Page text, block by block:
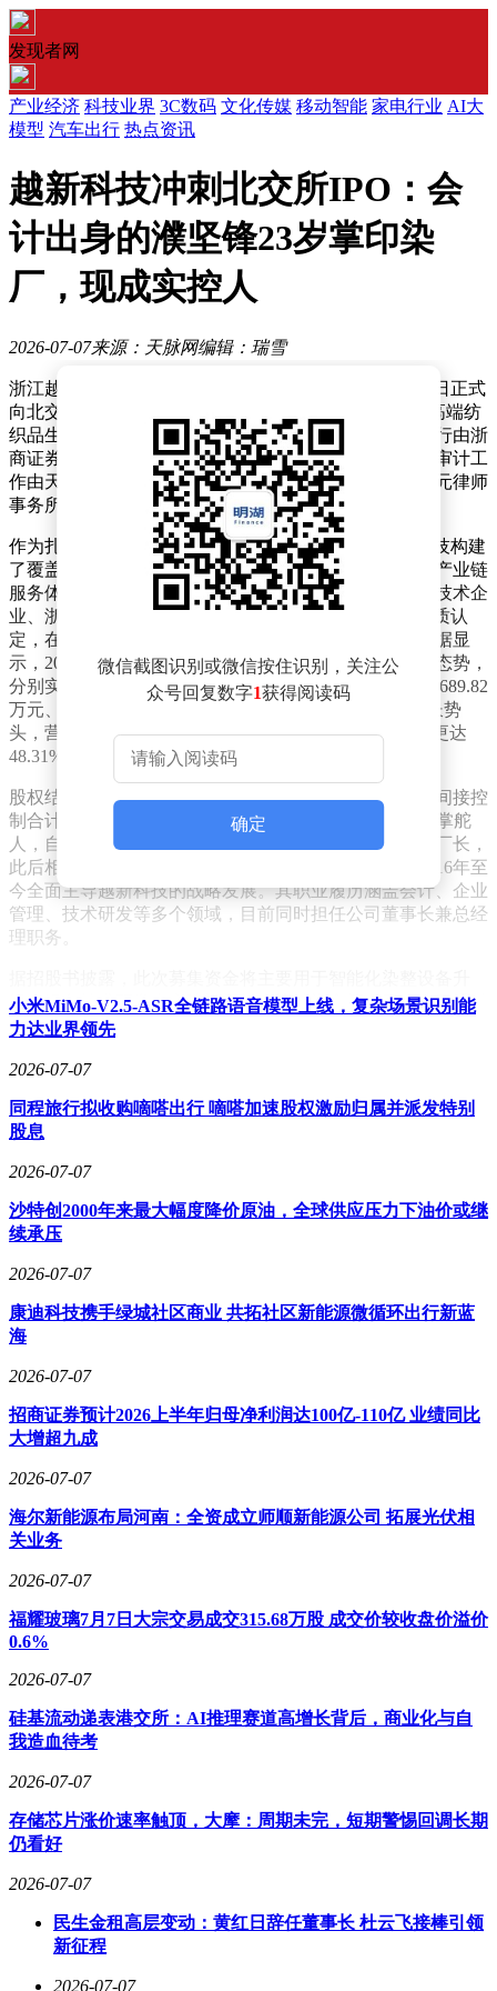
发现者网
产业经济 科技业界 3C数码 文化传媒 移动智能 家电行业 AI大
模型 汽车出行 热点资讯
越新科技冲刺北交所IPO：会
计出身的濮坚锋23岁掌印染
厂，现成实控人
2026-07-07来源：天脉网编辑：瑞雪
浙江越新科技股份有限公司（以下简称“越新科技”）近日正式
向北交所提交IPO申请并获得受理，标志着这家深耕中高端纺
织品生态染整领域的企业迈出资本化关键一步。此次发行由浙
商证券担任保荐机构，保荐代表人为周智文、郭佳斌，审计工
作由天健会计师事务所负责，法律事务则委托北京市天元律师
事务所承办。
作为扎根于“国际纺都”绍兴柯桥的代表性企业，越新科技构建
了覆盖面料染整技术研发、前处理、染色及后整理的全产业链
服务体系。公司凭借技术创新优势，先后斩获国家高新技术企
业、浙江省制造业“单项冠军”企业等十余项省级以上资质认
定，在传统产业转型升级领域树立了标杆地位。财务数据显
示，2023年至2025年期间，公司营业收入保持稳健增长态势，
分别实现4.76亿元、5.37亿元和5.2亿元，对应净利润达3689.82
万元、5920.98万元和6758.49万元。今年一季度延续增长势
头，营业收入同比增长15.34%至1.17亿元，净利润增幅更达
48.31%。
股权结构显示，公司实际控制人濮坚锋通过直接持股和间接控
制合计掌握57.33%的表决权。这位具有丰富行业经验的掌舵
人，自1996年23岁时起便担任地方国营绍兴第一印染厂厂长，
此后相继执掌浙江禾邦纺织印染、振越实业等企业，2016年至
今全面主导越新科技的战略发展。其职业履历涵盖会计、企业
管理、技术研发等多个领域，目前同时担任公司董事长兼总经
理职务。
级、绿色技术研发中心建设及补充流动资金等项目。公司通过
持续投入环保型染料研发和数字化生产系统改造，已形成年处
及外贸企业。随着纺织行业向高端化、可持续化方向转型，越
新科技凭借技术积累和产能优势，有望在资本市场助力下进一
步巩固行业领先地位。
微信截图识别或微信按住识别，关注公
众号回复数字1获得阅读码
确定
小米MiMo-V2.5-ASR全链路语音模型上线，复杂场景识别能
力达业界领先
2026-07-07
同程旅行拟收购嘀嗒出行 嘀嗒加速股权激励归属并派发特别
股息
2026-07-07
沙特创2000年来最大幅度降价原油，全球供应压力下油价或继
续承压
2026-07-07
康迪科技携手绿城社区商业 共拓社区新能源微循环出行新蓝
海
2026-07-07
招商证券预计2026上半年归母净利润达100亿-110亿 业绩同比
大增超九成
2026-07-07
海尔新能源布局河南：全资成立师顺新能源公司 拓展光伏相
关业务
2026-07-07
福耀玻璃7月7日大宗交易成交315.68万股 成交价较收盘价溢价
0.6%
2026-07-07
硅基流动递表港交所：AI推理赛道高增长背后，商业化与自
我造血待考
2026-07-07
存储芯片涨价速率触顶，大摩：周期未完，短期警惕回调长期
仍看好
2026-07-07
民生金租高层变动：黄红日辞任董事长 杜云飞接棒引领
新征程
2026-07-07